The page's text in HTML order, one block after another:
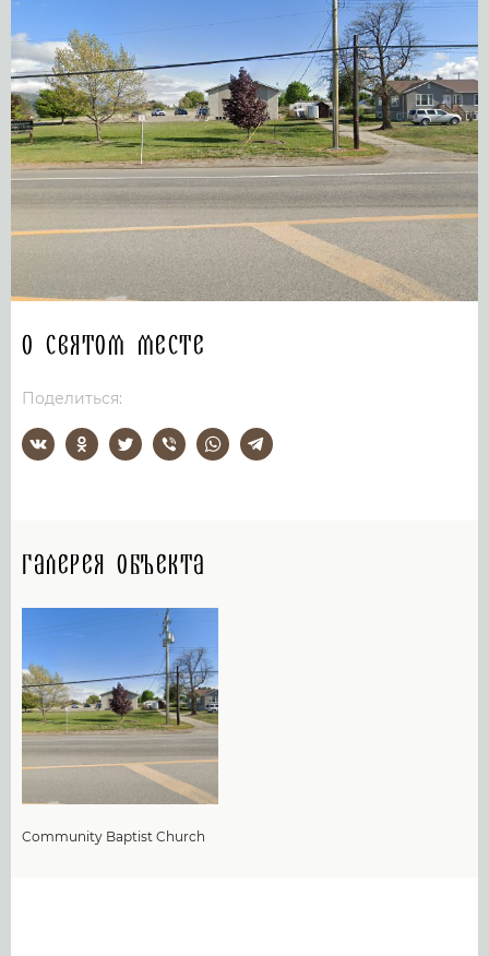
О святом месте
Поделиться:
Галерея объекта
Community Baptist Church